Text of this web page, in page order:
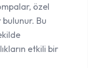
özel
Bu
etkili bir